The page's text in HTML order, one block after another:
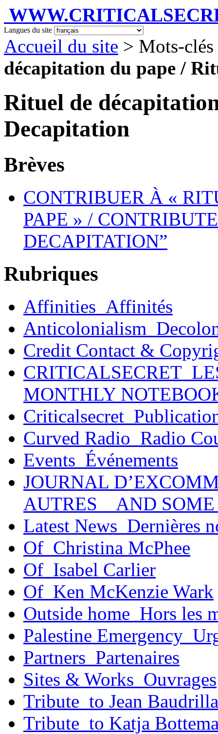
Langues du site
Accueil du site > Mots-
décapitation du pape /
Rituel de
Decapitation
Brèves
CONTRIBUER À «
PAPE » /
DECAPITATION”
Rubriques
Affinities_Affinités
Credit Contact &
MONTHLY
Curved Radio_Radio
Events_Événements
JOURNAL
AUTRES _ AND
Latest News_Dernières
Of_Christina McPhee
Of_Isabel Carlier
Of_Ken McKenzie Wark
Outside home_Hors les
Palestine
Partners_Partenaires
Sites & Works_Ouvrages
Tribute_to Jean
Tribute_to Katja